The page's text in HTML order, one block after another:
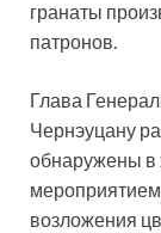
гранаты
патронов.
Глава
Чернэуцану
обнаружены в
возложения